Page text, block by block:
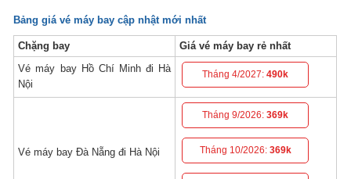
Bảng giá vé máy bay cập nhật mới nhất
Chặng bay
Giá vé máy bay rẻ nhất
Vé máy bay Hồ Chí Minh đi Hà
Nội
Tháng 4/2027:490k
Vé máy bay Đà Nẵng đi Hà Nội
Tháng 9/2026:369k
Tháng 10/2026: 369k